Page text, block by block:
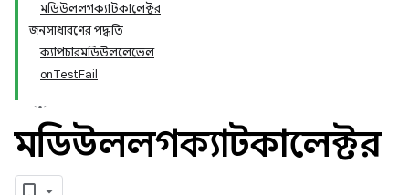
মডিউললগক্যাটকালেক্টর
জনসাধারণের পদ্ধতি
ক্যাপচারমডিউললেভেল
onTestFail
মডিউললগক্যাটকালেক্টর